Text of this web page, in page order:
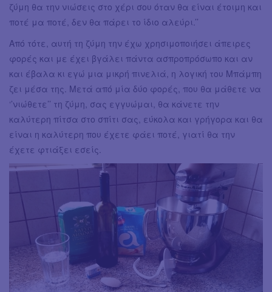
ζύμη θα την νιώσεις στο χέρι σου όταν θα είναι έτοιμη και
ποτέ μα ποτέ, δεν θα πάρει το ίδιο αλεύρι.’’
Από τότε, αυτή τη ζύμη την έχω χρησιμοποιήσει άπειρες
φορές και με έχει βγάλει πάντα ασπροπρόσωπο και αν
και έβαλα κι εγώ μια μικρή πινελιά, η λογική του Μπάμπη
ζει μέσα της. Μετά από μία δύο φορές, που θα μάθετε να
‘’νιώθετε’’ τη ζύμη, σας εγγυώμαι, θα κάνετε την
καλύτερη πίτσα στο σπίτι σας, εύκολα και γρήγορα και θα
είναι η καλύτερη που έχετε φάει ποτέ, γιατί θα την
έχετε φτιάξει εσείς.